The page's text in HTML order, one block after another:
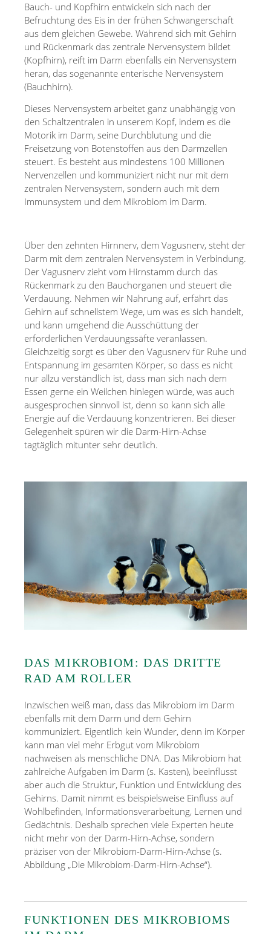
Bauch- und Kopfhirn entwickeln sich nach der
Befruchtung des Eis in der frühen Schwangerschaft
aus dem gleichen Gewebe. Während sich mit Gehirn
und Rückenmark das zentrale Nervensystem bildet
(Kopfhirn), reift im Darm ebenfalls ein Nervensystem
heran, das sogenannte enterische Nervensystem
(Bauchhirn).
Dieses Nervensystem arbeitet ganz unabhängig von
den Schaltzentralen in unserem Kopf, indem es die
Motorik im Darm, seine Durchblutung und die
Freisetzung von Botenstoffen aus den Darmzellen
steuert. Es besteht aus mindestens 100 Millionen
Nervenzellen und kommuniziert nicht nur mit dem
zentralen Nervensystem, sondern auch mit dem
Immunsystem und dem Mikrobiom im Darm.
Über den zehnten Hirnnerv, dem Vagusnerv, steht der
Darm mit dem zentralen Nervensystem in Verbindung.
Der Vagusnerv zieht vom Hirnstamm durch das
Rückenmark zu den Bauchorganen und steuert die
Verdauung. Nehmen wir Nahrung auf, erfährt das
Gehirn auf schnellstem Wege, um was es sich handelt,
und kann umgehend die Ausschüttung der
erforderlichen Verdauungssäfte veranlassen.
Gleichzeitig sorgt es über den Vagusnerv für Ruhe und
Entspannung im gesamten Körper, so dass es nicht
nur allzu verständlich ist, dass man sich nach dem
Essen gerne ein Weilchen hinlegen würde, was auch
ausgesprochen sinnvoll ist, denn so kann sich alle
Energie auf die Verdauung konzentrieren. Bei dieser
Gelegenheit spüren wir die Darm-Hirn-Achse
tagtäglich mitunter sehr deutlich.
DAS MIKROBIOM: DAS DRITTE
RAD AM ROLLER
Inzwischen weiß man, dass das Mikrobiom im Darm
ebenfalls mit dem Darm und dem Gehirn
kommuniziert. Eigentlich kein Wunder, denn im Körper
kann man viel mehr Erbgut vom Mikrobiom
nachweisen als menschliche DNA. Das Mikrobiom hat
zahlreiche Aufgaben im Darm (s. Kasten), beeinflusst
aber auch die Struktur, Funktion und Entwicklung des
Gehirns. Damit nimmt es beispielsweise Einfluss auf
Wohlbefinden, Informationsverarbeitung, Lernen und
Gedächtnis. Deshalb sprechen viele Experten heute
nicht mehr von der Darm-Hirn-Achse, sondern
präziser von der Mikrobiom-Darm-Hirn-Achse (s.
Abbildung „Die Mikrobiom-Darm-Hirn-Achse“).
FUNKTIONEN DES MIKROBIOMS